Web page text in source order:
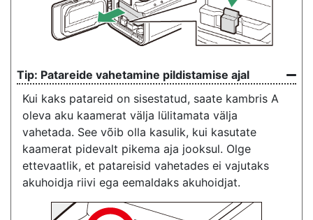
Patareide vahetamine pildistamise ajal
Kui kaks patareid on sisestatud, saate kambris A
oleva aku kaamerat välja lülitamata välja
vahetada. See võib olla kasulik, kui kasutate
kaamerat pidevalt pikema aja jooksul. Olge
ettevaatlik, et patareisid vahetades ei vajutaks
akuhoidja riivi ega eemaldaks akuhoidjat.